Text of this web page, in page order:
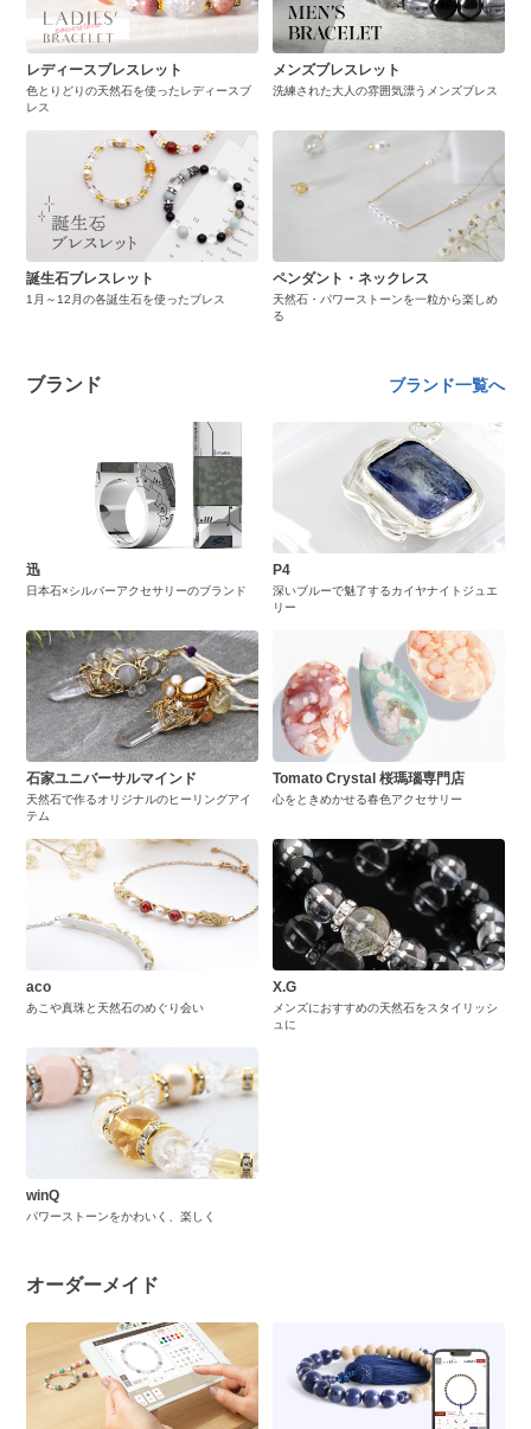
レディースブレスレット
色とりどりの天然石を使ったレディースブ
レス
メンズブレスレット
洗練された大人の雰囲気漂うメンズブレス
誕生石ブレスレット
1月～12月の各誕生石を使ったブレス
ペンダント・ネックレス
天然石・パワーストーンを一粒から楽しめ
る
ブランド ブランド一覧へ
迅
日本石×シルバーアクセサリーのブランド
P4
深いブルーで魅了するカイヤナイトジュエ
リー
石家ユニバーサルマインド
天然石で作るオリジナルのヒーリングアイ
テム
Tomato Crystal 桜瑪瑙専門店
心をときめかせる春色アクセサリー
aco
あこや真珠と天然石のめぐり会い
X.G
メンズにおすすめの天然石をスタイリッシ
ュに
winQ
パワーストーンをかわいく、楽しく
オーダーメイド